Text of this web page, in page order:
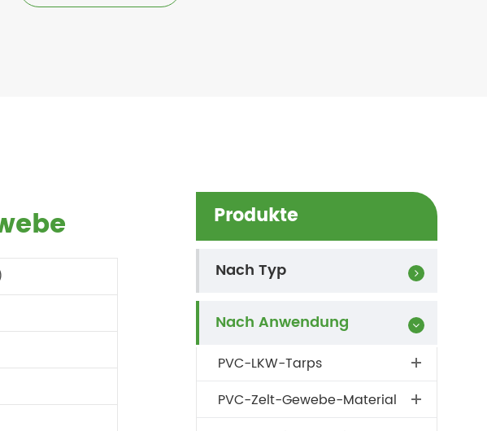
Produkte
Nach Typ
Nach Anwendung
PVC-LKW-Tarps
PVC-Zelt-Gewebe-Material